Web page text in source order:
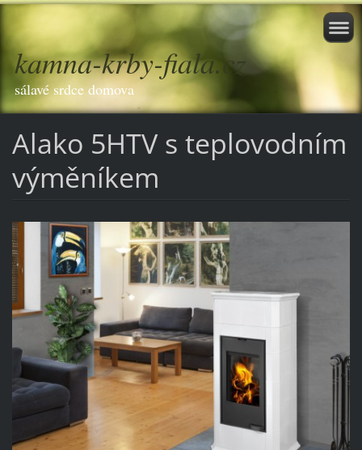
kamna-krby-fiala.cz
sálavé srdce domova
Alako 5HTV s teplovodním
výměníkem